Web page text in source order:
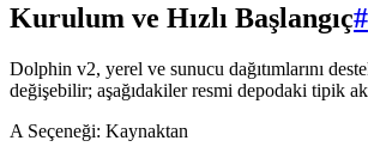
Kurulum ve Hızlı Başlangıç#
Dolphin v2, yerel ve sunucu dağıtımlarını
değişebilir; aşağıdakiler resmi depodaki tipik
A Seçeneği: Kaynaktan